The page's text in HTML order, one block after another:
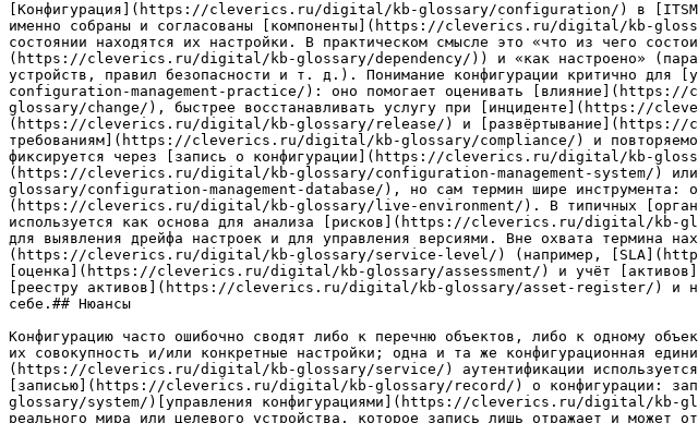
[Конфигурация](https://cleverics.ru/digital/kb-glossary/configuration/) в
именно собраны и согласованы [компоненты](https://cleverics.ru/digital/kb-
состоянии находятся их настройки. В практическом смысле это «что из чего
(https://cleverics.ru/digital/kb-glossary/dependency/)) и «как настроено»
устройств, правил безопасности и т. д.). Понимание конфигурации критично
configuration-management-practice/): оно помогает оценивать
glossary/change/), быстрее восстанавливать услугу при [инциденте](https://
(https://cleverics.ru/digital/kb-glossary/release/) и [развёртывание](https://
требованиям](https://cleverics.ru/digital/kb-glossary/compliance/) и
фиксируется через [запись о конфигурации](https://cleverics.ru/digital/kb-
(https://cleverics.ru/digital/kb-glossary/configuration-management-system/)
glossary/configuration-management-database/), но сам термин шире инструмента:
(https://cleverics.ru/digital/kb-glossary/live-environment/). В типичных
используется как основа для анализа [рисков](https://cleverics.ru/
для выявления дрейфа настроек и для управления версиями. Вне охвата термина
(https://cleverics.ru/digital/kb-glossary/service-level/) (например,
[оценка](https://cleverics.ru/digital/kb-glossary/assessment/) и учёт
[реестру активов](https://cleverics.ru/digital/kb-glossary/asset-register/) и
себе.## Нюансы
Конфигурацию часто ошибочно сводят либо к перечню объектов, либо к одному
их совокупность и/или конкретные настройки; одна и та же конфигурационная
(https://cleverics.ru/digital/kb-glossary/service/) аутентификации используется
[записью](https://cleverics.ru/digital/kb-glossary/record/) о конфигурации:
glossary/system/)[управления конфигурациями](https://cleverics.ru/digital/kb-
реального мира или целевого устройства, которое запись лишь отражает и может